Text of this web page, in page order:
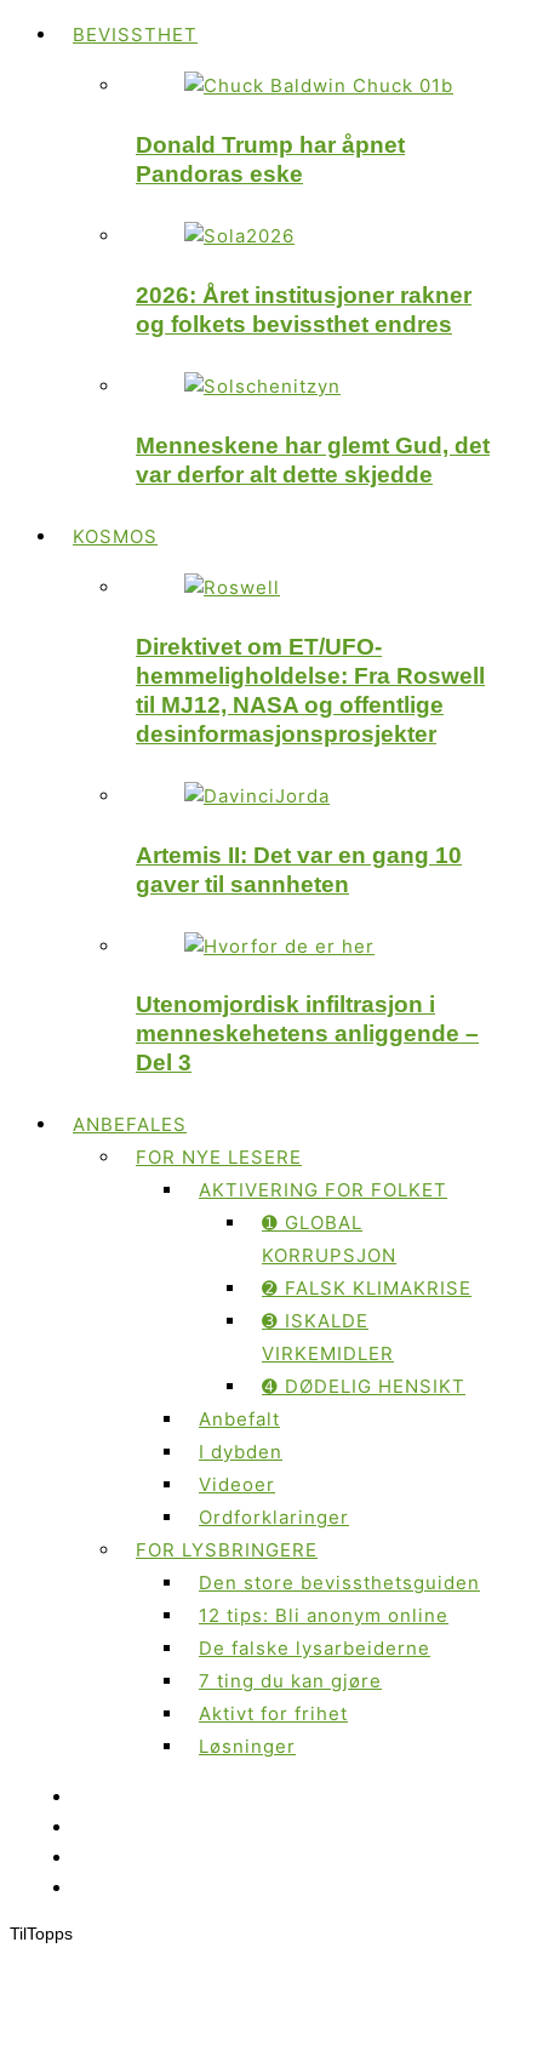
BEVISSTHET
Donald Trump har åpnet
Pandoras eske
2026: Året institusjoner rakner
og folkets bevissthet endres
Menneskene har glemt Gud, det
var derfor alt dette skjedde
KOSMOS
Direktivet om ET/UFO-
hemmeligholdelse: Fra Roswell
til MJ12, NASA og offentlige
desinformasjonsprosjekter
Artemis II: Det var en gang 10
gaver til sannheten
Utenomjordisk infiltrasjon i
menneskehetens anliggende –
Del 3
ANBEFALES
FOR NYE LESERE
AKTIVERING FOR FOLKET
➊ GLOBAL
KORRUPSJON
➋ FALSK KLIMAKRISE
➌ ISKALDE
VIRKEMIDLER
➍ DØDELIG HENSIKT
Anbefalt
I dybden
Videoer
Ordforklaringer
FOR LYSBRINGERE
Den store bevissthetsguiden
12 tips: Bli anonym online
De falske lysarbeiderne
7 ting du kan gjøre
Aktivt for frihet
Løsninger
TilTopps